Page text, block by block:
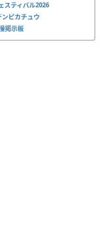
スティバル2026
ンピカチュウ
掲示板